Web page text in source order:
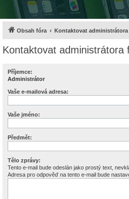
Obsah fóra Kontaktovat administrátora
Kontaktovat administrátora
Příjemce:
Administrátor
Vaše e-mailová adresa:
Vaše jméno:
Předmět:
Tělo zprávy:
Tento e-mail bude odeslán jako prostý text,
Adresa pro odpověď na tento e-mail bude